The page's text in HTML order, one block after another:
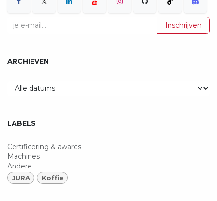
Inschrijven
ARCHIEVEN
LABELS
Certificering & awards
Machines
Andere
JURA Koffie